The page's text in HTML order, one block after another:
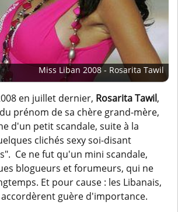
Miss Liban 2008 - Rosarita Tawil
en juillet dernier, Rosarita Tawil,
prénom de sa chère grand-mère,
d'un petit scandale, suite à la
clichés sexy soi-disant
Ce ne fut qu'un mini scandale,
blogueurs et forumeurs, qui ne
Et pour cause : les Libanais,
guère d'importance.